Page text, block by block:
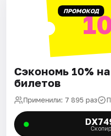
ПРОМОКОД
Сэкономь 10%
билетов
Применили: 7 895 раз